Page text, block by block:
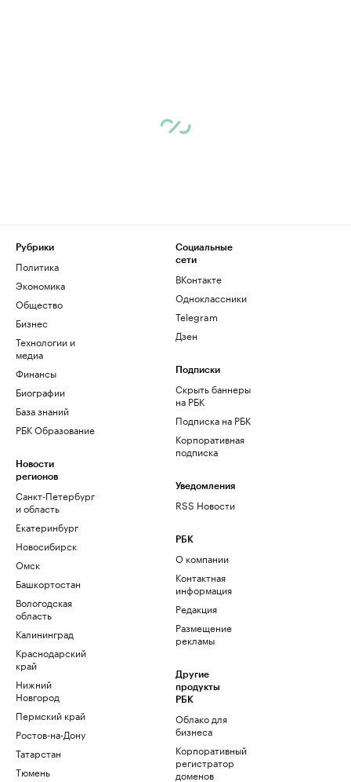
Рубрики
Политика
Экономика
Общество
Бизнес
Технологии и
медиа
Финансы
Биографии
База знаний
РБК Образование
Новости
регионов
Санкт-Петербург
и область
Екатеринбург
Новосибирск
Омск
Башкортостан
Вологодская
область
Калининград
Краснодарский
край
Нижний
Новгород
Пермский край
Ростов-на-Дону
Татарстан
Тюмень
Социальные
сети
ВКонтакте
Одноклассники
Telegram
Дзен
Подписки
Скрыть баннеры
на РБК
Подписка на РБК
Корпоративная
подписка
Уведомления
RSS Новости
РБК
О компании
Контактная
информация
Редакция
Размещение
рекламы
Другие
продукты
РБК
Облако для
бизнеса
Корпоративный
регистратор
доменов